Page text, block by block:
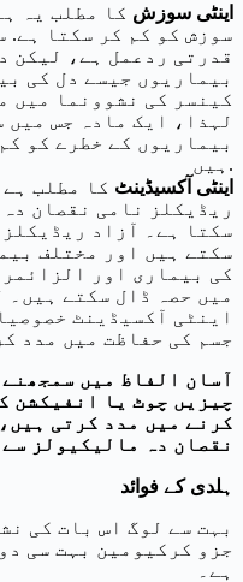
اینٹی سوزش کا مطلب یہ
سوزش کو کم کر سکتا ہے.
قدرتی ردعمل ہے، لیکن
بیماریوں جیسے دل کی
کینسر کی نشوونما میں
لہذا، ایک مادہ جس میں
بیماریوں کے خطرے کو
ہیں.
اینٹی آکسیڈینٹ کا مطلب
ریڈیکلز نامی نقصان
سکتا ہے۔ آزاد
سکتے ہیں اور مختلف
کی بیماری اور
میں حصہ ڈال سکتے ہیں۔
اینٹی آکسیڈینٹ
جسم کی حفاظت میں مدد
آسان الفاظ میں
چیزیں چوٹ یا انفیکشن
کرنے میں مدد کرتی
نقصان دہ مالیکیولز
ہلدی کے فوائد
بہت سے لوگ اس بات کی
جزو کرکیومین بہت سی
ہے۔